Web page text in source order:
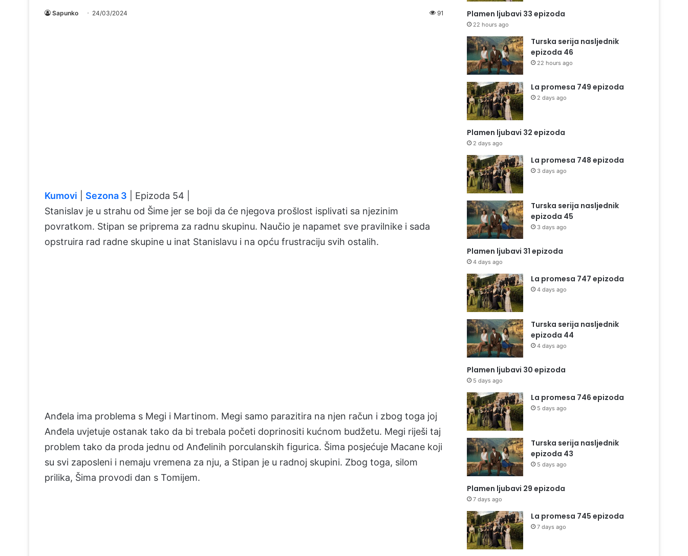
Sapunko 24/03/2024 91
Kumovi Sezona 3 | Epizoda 54 |
Stanislav je u strahu od Šime jer se boji da će njegova prošlost isplivati sa njezinim
povratkom. Stipan se priprema za radnu skupinu. Naučio je napamet sve pravilnike i sada
opstruira rad radne skupine u inat Stanislavu i na opću frustraciju svih ostalih.
Anđela ima problema s Megi i Martinom. Megi samo parazitira na njen račun i zbog toga joj
Anđela uvjetuje ostanak tako da bi trebala početi doprinositi kućnom budžetu. Megi riješi taj
problem tako da proda jednu od Anđelinih porculanskih figurica. Šima posjećuje Macane koji
su svi zaposleni i nemaju vremena za nju, a Stipan je u radnoj skupini. Zbog toga, silom
prilika, Šima provodi dan s Tomijem.
Plamen ljubavi 33 epizoda
22 hours ago
Turska serija nasljednik
epizoda 46
22 hours ago
La promesa 749 epizoda
2 days ago
Plamen ljubavi 32 epizoda
2 days ago
La promesa 748 epizoda
3 days ago
Turska serija nasljednik
epizoda 45
3 days ago
Plamen ljubavi 31 epizoda
4 days ago
La promesa 747 epizoda
4 days ago
Turska serija nasljednik
epizoda 44
4 days ago
Plamen ljubavi 30 epizoda
5 days ago
La promesa 746 epizoda
5 days ago
Turska serija nasljednik
epizoda 43
5 days ago
Plamen ljubavi 29 epizoda
7 days ago
La promesa 745 epizoda
7 days ago